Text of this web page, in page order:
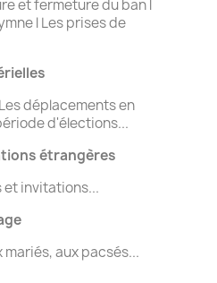
et fermeture du ban l
l Les prises de
déplacements en
d'élections...
étrangères
et invitations...
aux pacsés...